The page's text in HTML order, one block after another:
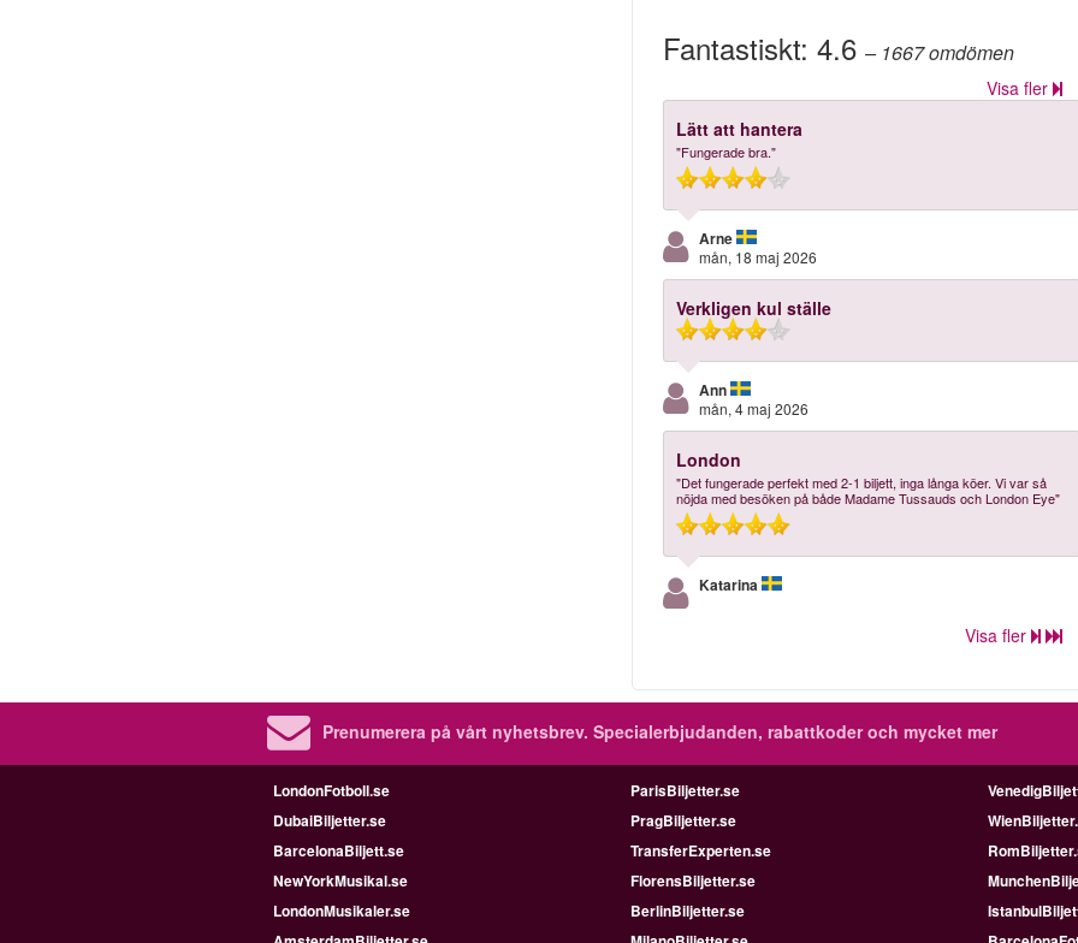
Fantastiskt:4.6– 1667omdömen
Visa fler
Lätt att hantera
"Fungerade bra."
Arne
mån, 18 maj 2026
Verkligen kul ställe
Ann
mån, 4 maj 2026
London
"Det fungerade perfekt med 2-1 biljett, inga långa köer. Vi var så
nöjda med besöken på både Madame Tussauds och London Eye"
Katarina
Visa fler
Prenumerera på vårt nyhetsbrev. Specialerbjudanden, rabattkoder och mycket mer
LondonFotboll.se ParisBiljetter.se
DubaiBiljetter.se
PragBiljetter.se
BarcelonaBiljett.se
TransferExperten.se
NewYorkMusikal.se
FlorensBiljetter.se
LondonMusikaler.se
BerlinBiljetter.se